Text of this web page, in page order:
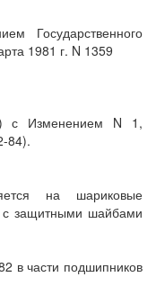
Государственного
1981 г. N 1359
с Изменением N 1,
84).
на шариковые
защитными шайбами
в части подшипников